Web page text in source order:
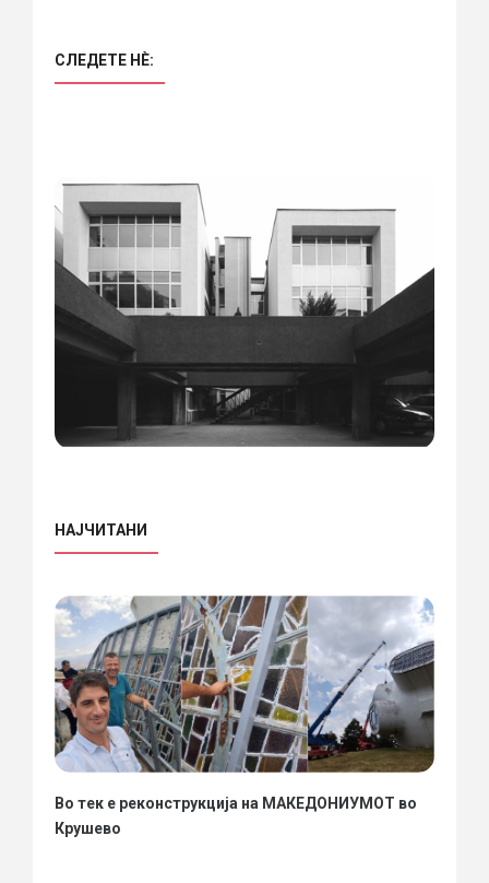
СЛЕДЕТЕ НÈ:
НАЈЧИТАНИ
Во тек е реконструкција на МАКЕДОНИУМОТ во
Крушево